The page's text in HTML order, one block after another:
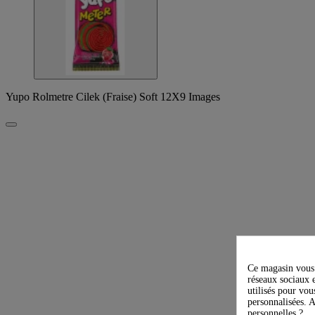
Yupo Rolmetre Cilek (Fraise) Soft 12X9 Images
Ce magasin
réseaux sociaux
utilisés pour
personnalisées.